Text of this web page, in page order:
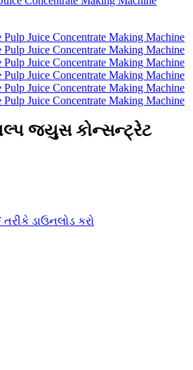
જ્યુસ કોન્સન્ટ્રેટ
તરીકે ડાઉનલોડ કરો